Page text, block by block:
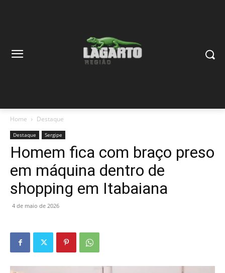
Home Destaque
Destaque Sergipe
Homem fica com braço preso
em máquina dentro de
shopping em Itabaiana
4 de maio de 2026